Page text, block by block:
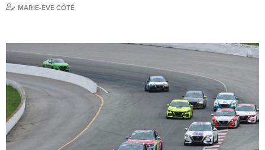
MARIE-EVE CÔTÉ